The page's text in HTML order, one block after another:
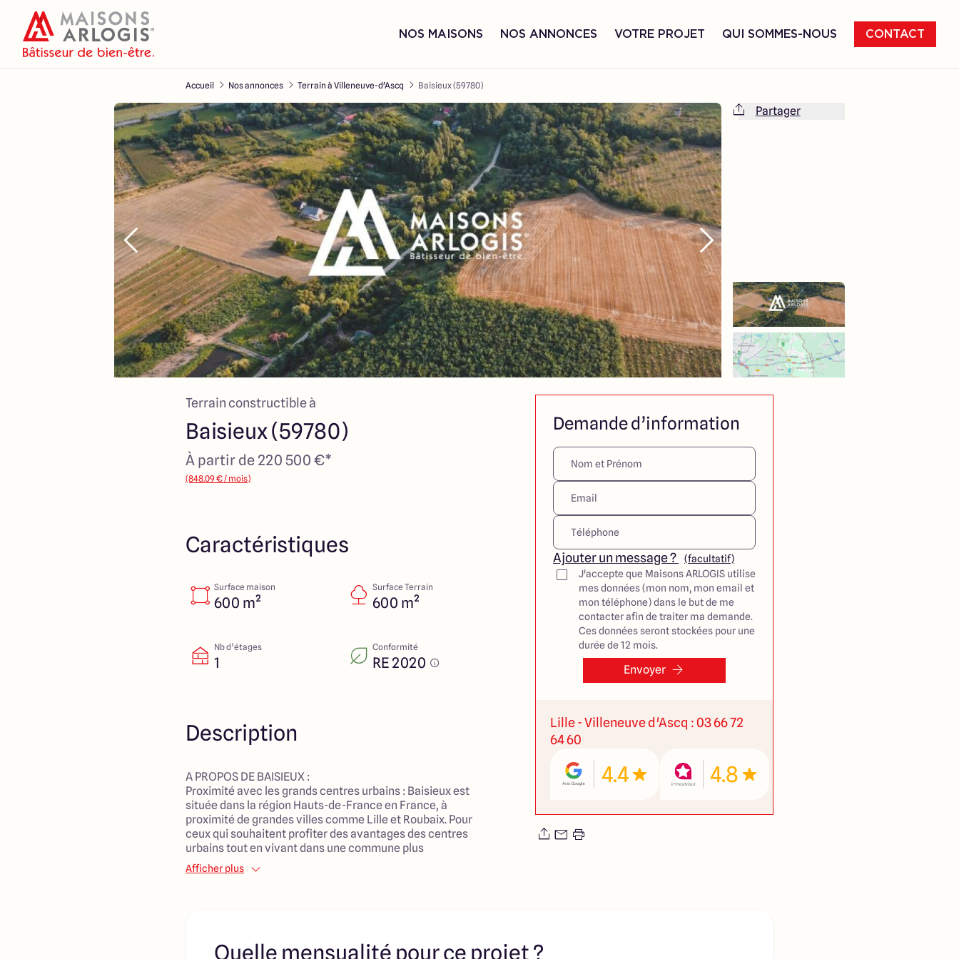
NOS MAISONS NOS ANNONCES VOTRE PROJET QUI SOMMES-NOUS CONTACT
Accueil Nos annonces Terrain à Villeneuve-d'Ascq Baisieux (59780)
Partager
Terrain constructible à
Baisieux (59780)
À partir de 220 500 €*
(848.09 € / mois)
Caractéristiques
Surface maison
600 m²
Surface Terrain
600 m²
Nb d’étages
1
Conformité
RE 2020
Description
A PROPOS DE BAISIEUX :
Proximité avec les grands centres urbains : Baisieux est
située dans la région Hauts-de-France en France, à
proximité de grandes villes comme Lille et Roubaix. Pour
ceux qui souhaitent profiter des avantages des centres
urbains tout en vivant dans une commune plus
tranquille, Baisieux peut être une option attrayante.
Bien que Baisieux soit une commune de taille modeste,
Opportunités de loisirs en plein air : Baisieux est
Afficher plus
Demande d’information
Ajouter un message ?
(facultatif)
J'accepte que Maisons ARLOGIS utilise
mes données (mon nom, mon email et
mon téléphone) dans le but de me
contacter afin de traiter ma demande.
Ces données seront stockées pour une
durée de 12 mois.
Envoyer
Lille - Villeneuve d'Ascq : 03 66 72
64 60
4.4 4.8
Quelle mensualité pour ce projet ?